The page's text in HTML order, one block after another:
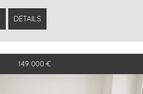
DÉTAILS
149 000 €